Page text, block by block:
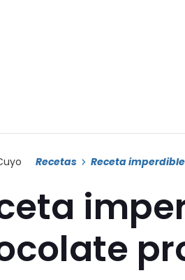
Recetas Receta imperdible